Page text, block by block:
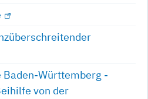
Baden-Württemberg -
von der